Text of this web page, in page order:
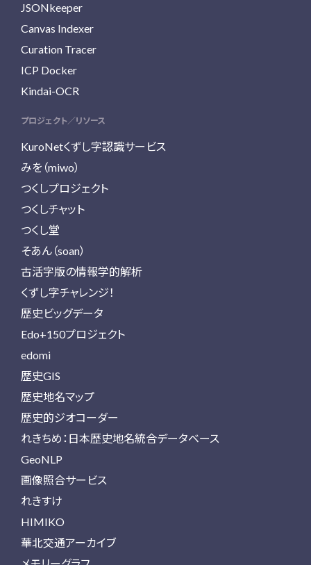
JSONkeeper
Canvas Indexer
Curation Tracer
ICP Docker
Kindai-OCR
プロジェクト／リソース
KuroNetくずし字認識サービス
みを（miwo）
つくしプロジェクト
つくしチャット
つくし堂
そあん（soan）
古活字版の情報学的解析
くずし字チャレンジ！
歴史ビッグデータ
Edo+150プロジェクト
edomi
歴史GIS
歴史地名マップ
歴史的ジオコーダー
れきちめ：日本歴史地名統合データベース
GeoNLP
画像照合サービス
れきすけ
HIMIKO
華北交通アーカイブ